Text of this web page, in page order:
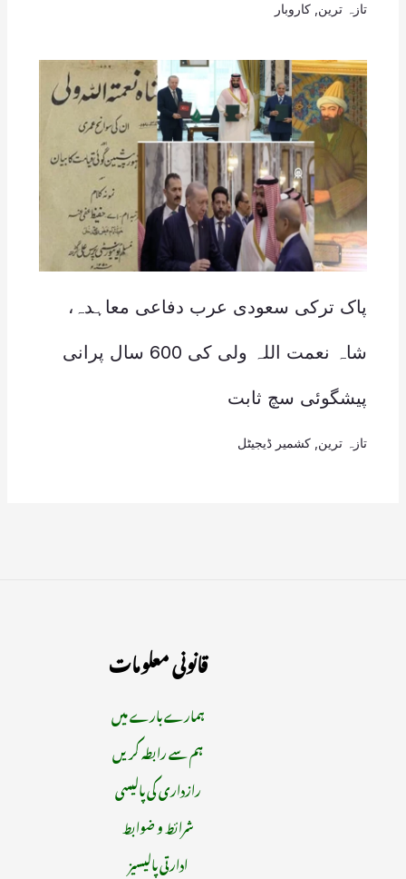
تازہ ترین کاروبار
پاک ترکی سعودی عرب دفاعی معاہدہ،
شاہ نعمت اللہ ولی کی 600 سال پرانی
پیشگوئی سچ ثابت
تازہ ترین کشمیر ڈیجیٹل
قانونی معلومات
ہمارے بارے میں
ہم سے رابطہ کریں
رازداری کی پالیسی
شرائط و ضوابط
ادارتی پالیسیز